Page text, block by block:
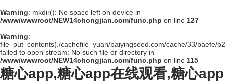
Warning: mkdir(): No space left on device in
/www/wwwroot/NEW14chongjian.com/func.php on line 127
Warning:
file_put_contents(./cachefile_yuan/baiyingseed.com/cache/33/baefe/
failed to open stream: No such file or directory in
/www/wwwroot/NEW14chongjian.com/func.php on line 115
糖心app,糖心app在线观看,糖心app